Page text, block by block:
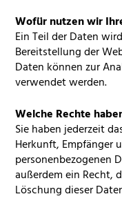
Wofür nutzen wir
Ein Teil der Daten
Bereitstellung der
Daten können zur
verwendet werden.
Welche Rechte
Sie haben jederzeit
Herkunft, Empfänger
personenbezogenen
außerdem ein Recht,
Löschung dieser